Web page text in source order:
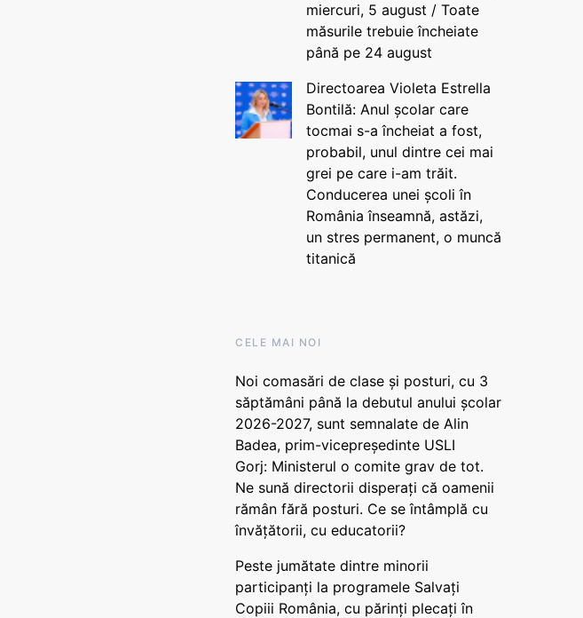
miercuri, 5 august / Toate
măsurile trebuie încheiate
până pe 24 august
Directoarea Violeta Estrella
Bontilă: Anul școlar care
tocmai s-a încheiat a fost,
probabil, unul dintre cei mai
grei pe care i-am trăit.
Conducerea unei școli în
România înseamnă, astăzi,
un stres permanent, o muncă
titanică
CELE MAI NOI
Noi comasări de clase și posturi, cu 3
săptămâni până la debutul anului școlar
2026-2027, sunt semnalate de Alin
Badea, prim-vicepreședinte USLI
Gorj: Ministerul o comite grav de tot.
Ne sună directorii disperați că oamenii
rămân fără posturi. Ce se întâmplă cu
învățătorii, cu educatorii?
Peste jumătate dintre minorii
participanți la programele Salvați
Copiii România, cu părinți plecați în